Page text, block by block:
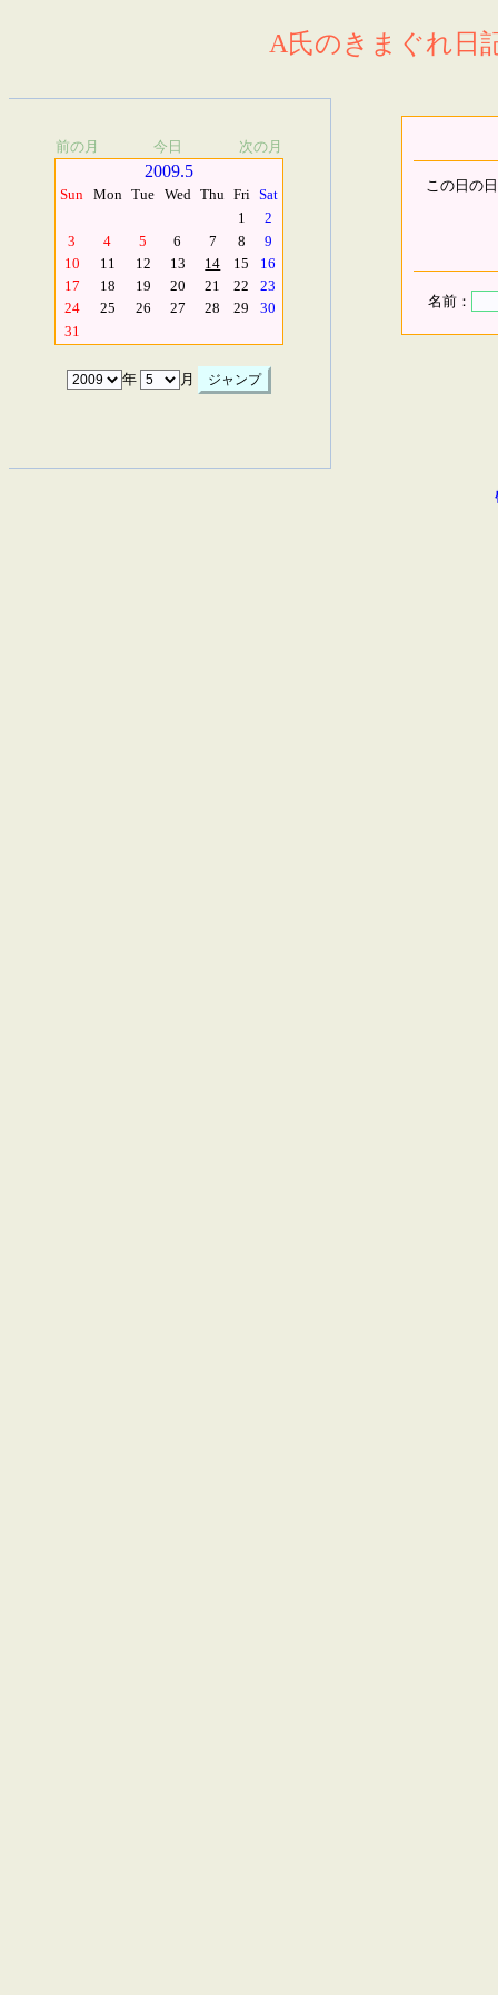
A氏のきまぐれ日
前の月 今日 次の月
2009.5
Sun Mon Tue Wed Thu Fri Sat
1
2
3
4 5 6 7 8
9
10
11 12 13 14 15
16
17
18 19 20 21 22
23
24
25 26 27 28 29
30
31
年 月
この日の
名前：